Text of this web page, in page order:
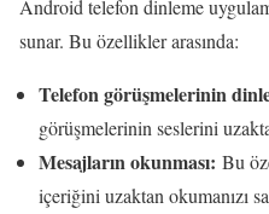
Android telefon dinleme
sunar. Bu özellikler arasında:
Telefon görüşmelerinin
görüşmelerinin seslerini
Mesajların okunması: Bu
içeriğini uzaktan okumanızı